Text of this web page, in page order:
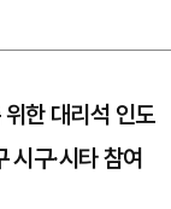
한 대리석 인도
구·시타 참여